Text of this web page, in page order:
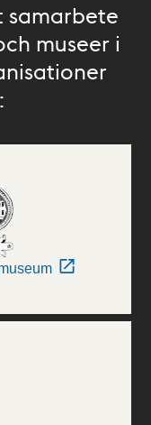
samarbete
museer i